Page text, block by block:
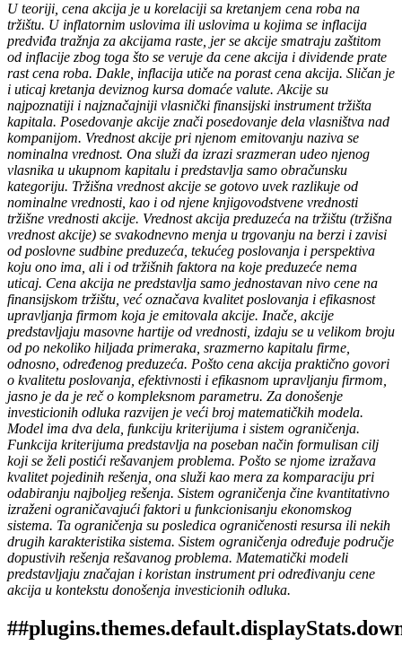
U teoriji, cena akcija je u korelaciji sa kretanjem cena roba na
tržištu. U inflatornim uslovima ili uslovima u kojima se inflacija
predviđa tražnja za akcijama raste, jer se akcije smatraju zaštitom
od inflacije zbog toga što se veruje da cene akcija i dividende prate
rast cena roba. Dakle, inflacija utiče na porast cena akcija. Sličan je
i uticaj kretanja deviznog kursa domaće valute. Akcije su
najpoznatiji i najznačajniji vlasnički finansijski instrument tržišta
kapitala. Posedovanje akcije znači posedovanje dela vlasništva nad
kompanijom. Vrednost akcije pri njenom emitovanju naziva se
nominalna vrednost. Ona služi da izrazi srazmeran udeo njenog
vlasnika u ukupnom kapitalu i predstavlјa samo obračunsku
kategoriju. Tržišna vrednost akcije se gotovo uvek razlikuje od
nominalne vrednosti, kao i od njene knjigovodstvene vrednosti
tržišne vrednosti akcije. Vrednost akcija preduzeća na tržištu (tržišna
vrednost akcije) se svakodnevno menja u trgovanju na berzi i zavisi
od poslovne sudbine preduzeća, tekućeg poslovanja i perspektiva
koju ono ima, ali i od tržišnih faktora na koje preduzeće nema
uticaj. Cena akcija ne predstavlјa samo jednostavan nivo cene na
finansijskom tržištu, već označava kvalitet poslovanja i efikasnost
upravlјanja firmom koja je emitovala akcije. Inače, akcije
predstavlјaju masovne hartije od vrednosti, izdaju se u velikom broju
od po nekoliko hilјada primeraka, srazmerno kapitalu firme,
odnosno, određenog preduzeća. Pošto cena akcija praktično govori
o kvalitetu poslovanja, efektivnosti i efikasnom upravlјanju firmom,
jasno je da je reč o kompleksnom parametru. Za donošenje
investicionih odluka razvijen je veći broj matematičkih modela.
Model ima dva dela, funkciju kriterijuma i sistem ograničenja.
Funkcija kriterijuma predstavlјa na poseban način formulisan cilј
koji se želi postići rešavanjem problema. Pošto se njome izražava
kvalitet pojedinih rešenja, ona služi kao mera za komparaciju pri
odabiranju najbolјeg rešenja. Sistem ograničenja čine kvantitativno
izraženi ograničavajući faktori u funkcionisanju ekonomskog
sistema. Ta ograničenja su posledica ograničenosti resursa ili nekih
drugih karakteristika sistema. Sistem ograničenja određuje područje
dopustivih rešenja rešavanog problema. Matematički modeli
predstavlјaju značajan i koristan instrument pri određivanju cene
akcija u kontekstu donošenja investicionih odluka.